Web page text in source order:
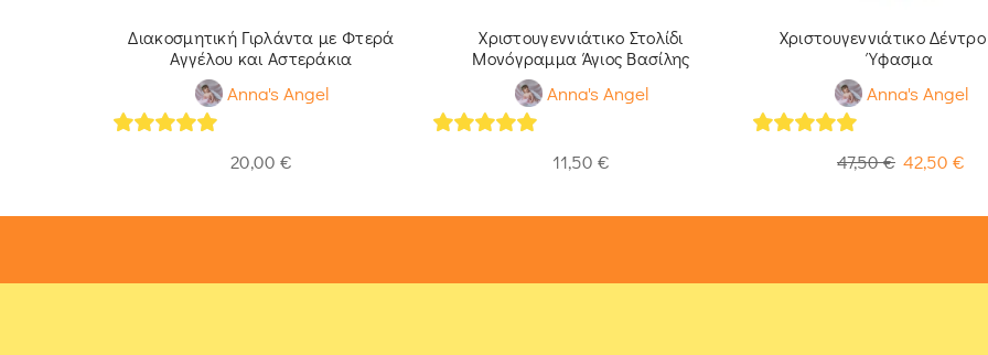
Διακοσμητική Γιρλάντα με Φτερά
Αγγέλου και Αστεράκια
Anna's Angel
20,00 €
Χριστουγεννιάτικο Στολίδι
Μονόγραμμα Άγιος Βασίλης
Anna's Angel
11,50 €
Χριστουγεννιάτικο
Ύφασμα
Anna's Angel
47,50€ 42,50 €